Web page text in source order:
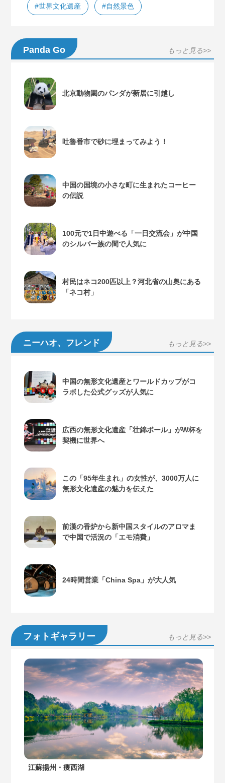
#世界文化遺産 #自然景色
Panda Go もっと見る>>
北京動物園のパンダが新居に引越し
吐魯番市で砂に埋まってみよう！
中国の国境の小さな町に生まれたコーヒー
の伝説
100元で1日中遊べる「一日交流会」が中国
のシルバー族の間で人気に
村民はネコ200匹以上？河北省の山奥にある
「ネコ村」
ニーハオ、フレンド もっと見る>>
中国の無形文化遺産とワールドカップがコ
ラボした公式グッズが人気に
広西の無形文化遺産「壮錦ボール」がW杯を
契機に世界へ
この「95年生まれ」の女性が、3000万人に
無形文化遺産の魅力を伝えた
前漢の香炉から新中国スタイルのアロマま
で中国で活況の「エモ消費」
24時間営業「China Spa」が大人気
フォトギャラリー もっと見る>>
江蘇揚州・痩西湖